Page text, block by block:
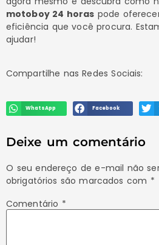
motoboy 24 horas pode
eficiência que você procura.
ajudar!
Compartilhe nas Redes Sociais:
WhatsApp Facebook
Deixe um comentário
O seu endereço de e-mail não
obrigatórios são marcados com *
Comentário *